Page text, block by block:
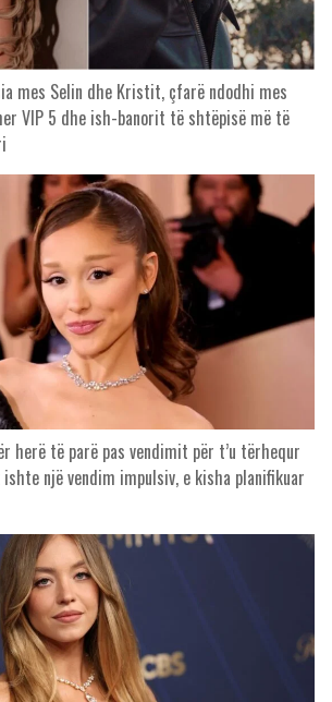
mes Selin dhe Kristit, çfarë ndodhi mes
VIP 5 dhe ish-banorit të shtëpisë më të
herë të parë pas vendimit për t’u tërhequr
një vendim impulsiv, e kisha planifikuar